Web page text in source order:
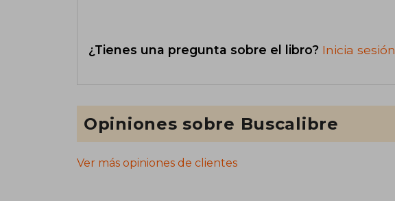
¿Tienes una pregunta sobre el libro? Inicia sesión
Opiniones sobre Buscalibre
Ver más opiniones de clientes